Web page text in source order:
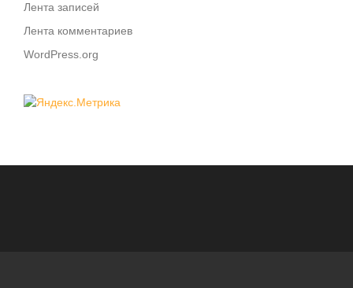
Лента записей
Лента комментариев
WordPress.org